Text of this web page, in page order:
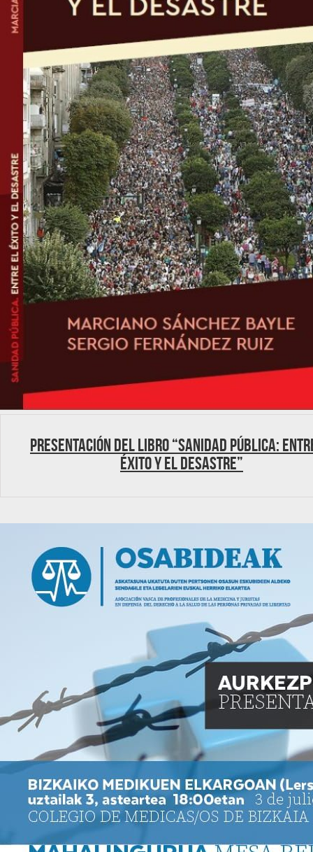
Presentación del libro “Sanidad Pública:
éxito y el desastre”